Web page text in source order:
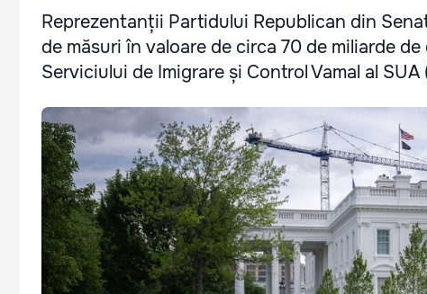
Reprezentanții Partidului Republican din
de măsuri în valoare de circa 70 de miliarde
Serviciului de Imigrare și Control Vamal al